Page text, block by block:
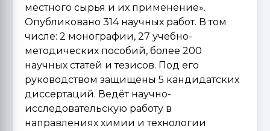
местного сырья и их применение».
Опубликовано 314 научных работ. В том
числе: 2 монографии, 27 учебно-
методических пособий, более 200
научных статей и тезисов. Под его
руководством защищены 5 кандидатских
диссертаций. Ведёт научно-
исследовательскую работу в
направлениях химии и технологии